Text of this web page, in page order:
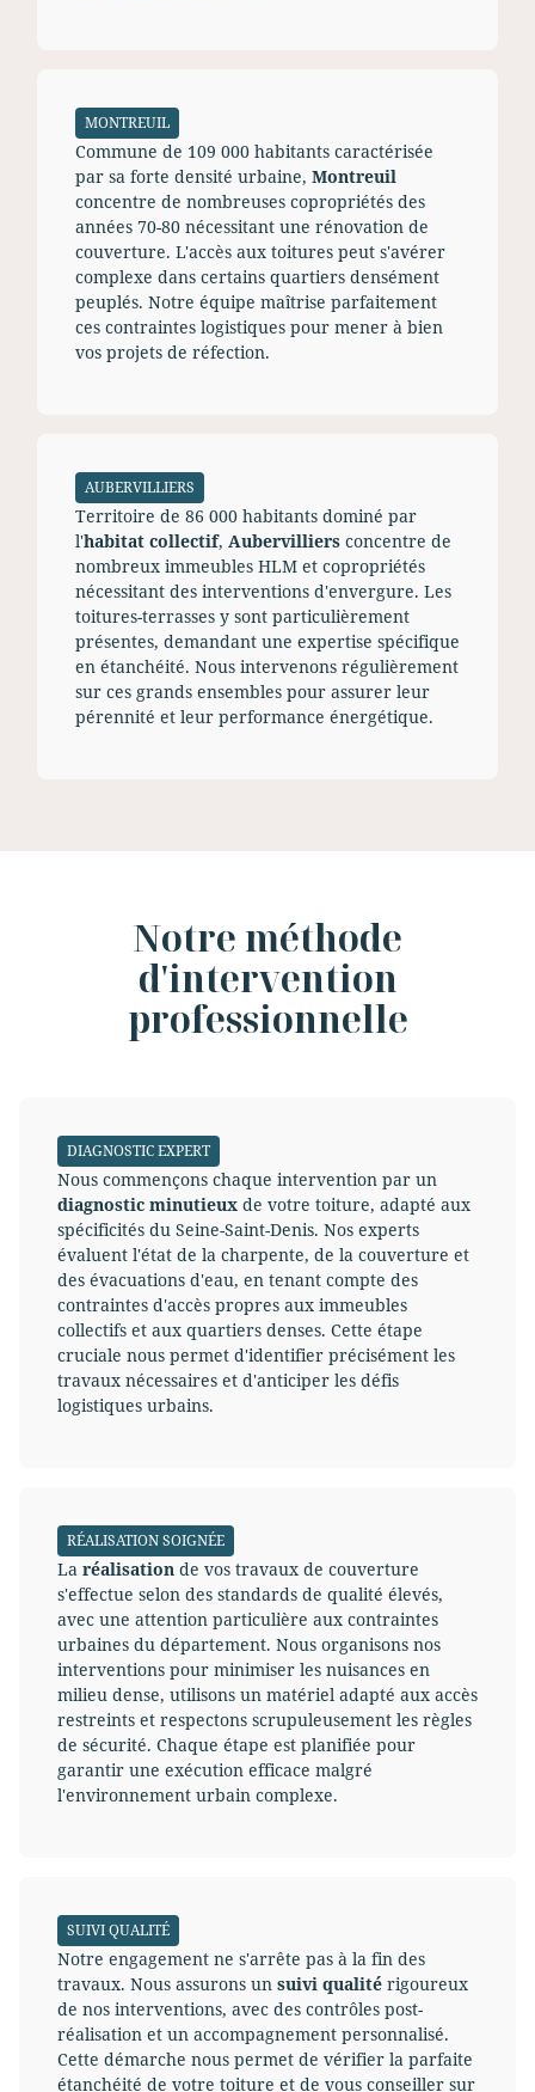
MONTREUIL
Commune de 109 000 habitants caractérisée
par sa forte densité urbaine, Montreuil
concentre de nombreuses copropriétés des
années 70-80 nécessitant une rénovation de
couverture. L'accès aux toitures peut s'avérer
complexe dans certains quartiers densément
peuplés. Notre équipe maîtrise parfaitement
ces contraintes logistiques pour mener à bien
vos projets de réfection.
AUBERVILLIERS
Territoire de 86 000 habitants dominé par
l'habitat collectif, Aubervilliers concentre de
nombreux immeubles HLM et copropriétés
nécessitant des interventions d'envergure. Les
toitures-terrasses y sont particulièrement
présentes, demandant une expertise spécifique
en étanchéité. Nous intervenons régulièrement
sur ces grands ensembles pour assurer leur
pérennité et leur performance énergétique.
Notre méthode
d'intervention
professionnelle
DIAGNOSTIC EXPERT
Nous commençons chaque intervention par un
diagnostic minutieux de votre toiture, adapté aux
spécificités du Seine-Saint-Denis. Nos experts
évaluent l'état de la charpente, de la couverture et
des évacuations d'eau, en tenant compte des
contraintes d'accès propres aux immeubles
collectifs et aux quartiers denses. Cette étape
cruciale nous permet d'identifier précisément les
travaux nécessaires et d'anticiper les défis
logistiques urbains.
RÉALISATION SOIGNÉE
La réalisation de vos travaux de couverture
s'effectue selon des standards de qualité élevés,
avec une attention particulière aux contraintes
urbaines du département. Nous organisons nos
interventions pour minimiser les nuisances en
milieu dense, utilisons un matériel adapté aux accès
restreints et respectons scrupuleusement les règles
de sécurité. Chaque étape est planifiée pour
garantir une exécution efficace malgré
l'environnement urbain complexe.
SUIVI QUALITÉ
Notre engagement ne s'arrête pas à la fin des
travaux. Nous assurons un suivi qualité rigoureux
de nos interventions, avec des contrôles post-
réalisation et un accompagnement personnalisé.
Cette démarche nous permet de vérifier la parfaite
étanchéité de votre toiture et de vous conseiller sur